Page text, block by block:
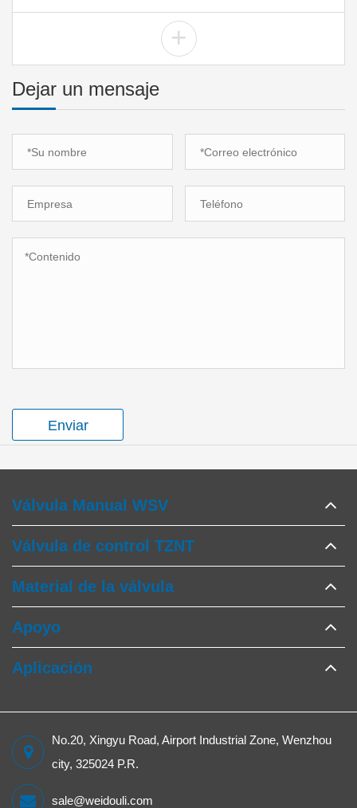
+
Dejar un mensaje
Enviar
Válvula Manual WSV
Válvula de control TZNT
Material de la válvula
Apoyo
Aplicación
No.20, Xingyu Road, Airport Industrial Zone, Wenzhou
city, 325024 P.R.
sale@weidouli.com